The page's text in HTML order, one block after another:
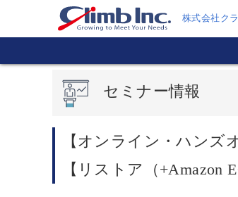
株式会社ク
セミナー情報
【オンライン・ハンズ
【リストア（+Amazon